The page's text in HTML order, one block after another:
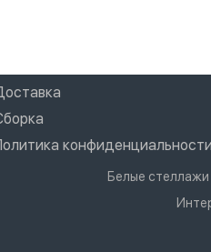
конфиденциальности
Белые